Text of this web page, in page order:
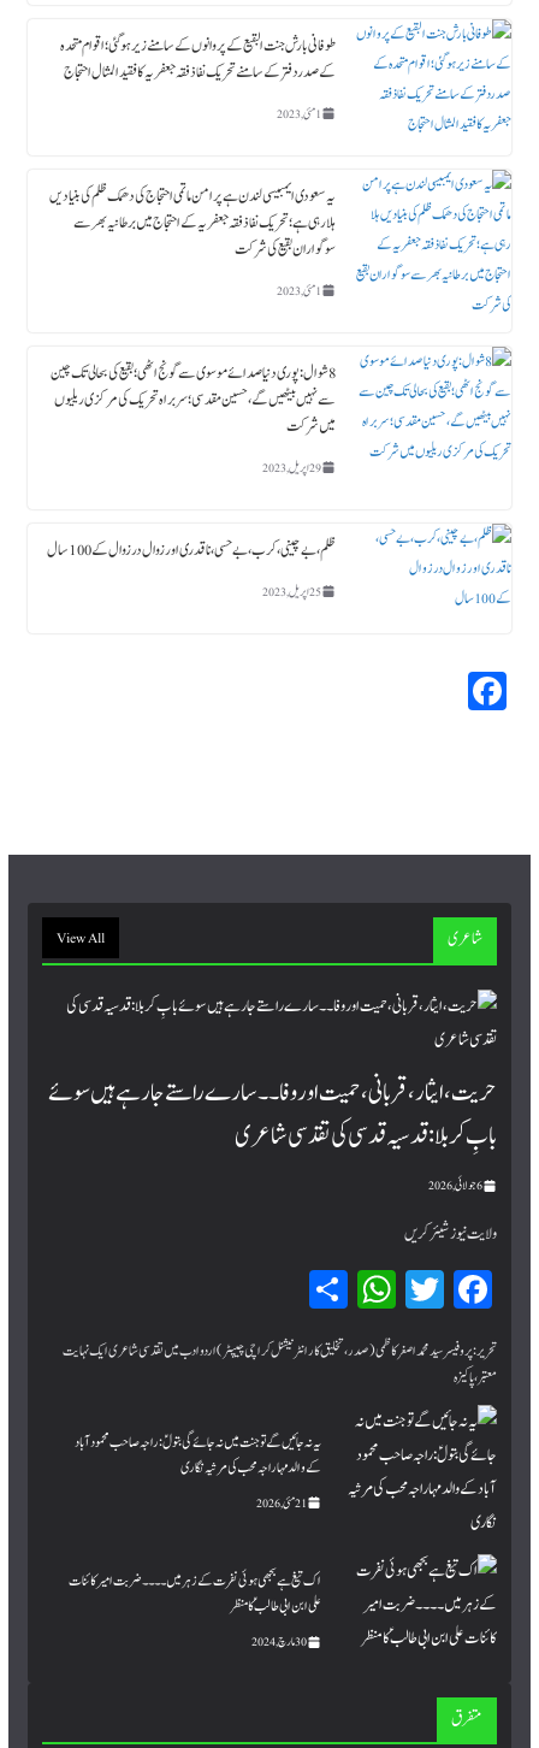
طوفانی بارش جنت البقیع کے پروانوں کے سامنے زیر ہوگئی ؛ اقوام متحدہ
کے صدردفتر کے سامنے تحریک نفاذ فقہ جعفریہ کا فقید المثال احتجاج
1 مئی, 2023
یہ سعودی ایمبیسی لندن ہے پرامن ماتمی احتجاج کی دھمک ظلم کی بنیادیں
ہلا رہی ہے؛ تحریک نفاذ فقہ جعفریہ کے احتجاج میں برطانیہ بھر سے
سوگواران بقیع کی شرکت
1 مئی, 2023
8 شوال : پوری دنیا صدائے موسوی سے گونج اٹھی ؛ بقیع کی بحالی تک چین
سے نہیں بیٹھیں گے، حسین مقدسی؛ سربراہ تحریک کی مرکزی ریلیوں
میں شرکت
29 اپریل, 2023
ظلم،بے چینی،کرب، بے حسی، ناقدری اور زوال در زوال کے 100سال
25 اپریل, 2023
Fa
شاعری View All
حریت، ایثار، قربانی، حمیت اور وفا۔۔ سارے راستے جا رہے ہیں سوئے
بابِ کربلا : قدسیہ قدسی کی تقدسی شاعری
6 جولائی, 2026
ولایت نیوز شیئر کریں
Fa
ce
bo
ok
T
wi
tte
r
W
hat
sA
Sh
ar
e
تحریر:پروفیسر سید محمد اصغر کاظمی (صدر، تخلیق کار انٹرنیشنل کراچی چیپٹر) اردو ادب میں تقدسی شاعری ایک نہایت
معتبر، پاکیزہ
یہ نہ جائیں گے تو جنت میں نہ جائے گی بتولؑ: راجہ صاحب محمود آباد
کے والد مہاراجہ محب کی مرثیہ نگاری
21 مئی, 2026
اک تیغ ہے بجھی ہوئی نفرت کے زہر میں۔۔۔۔ ضربت امیر کائنات
علی ابن ابی طالبؑ کا منظر
30 مارچ, 2024
متفرق